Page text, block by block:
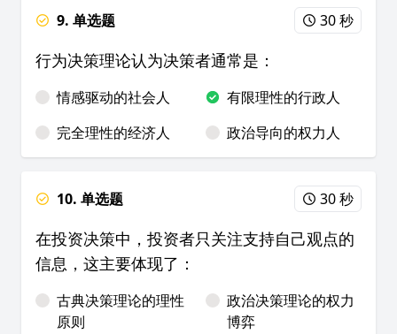
9. 单选题 30 秒
行为决策理论认为决策者通常是：
情感驱动的社会人
有限理性的行政人
完全理性的经济人
政治导向的权力人
10. 单选题 30 秒
在投资决策中，投资者只关注支持自己观点的
信息，这主要体现了：
古典决策理论的理性
原则
政治决策理论的权力
博弈